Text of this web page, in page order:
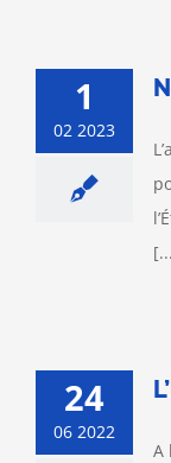
1
02 2023
24
06 2022
A